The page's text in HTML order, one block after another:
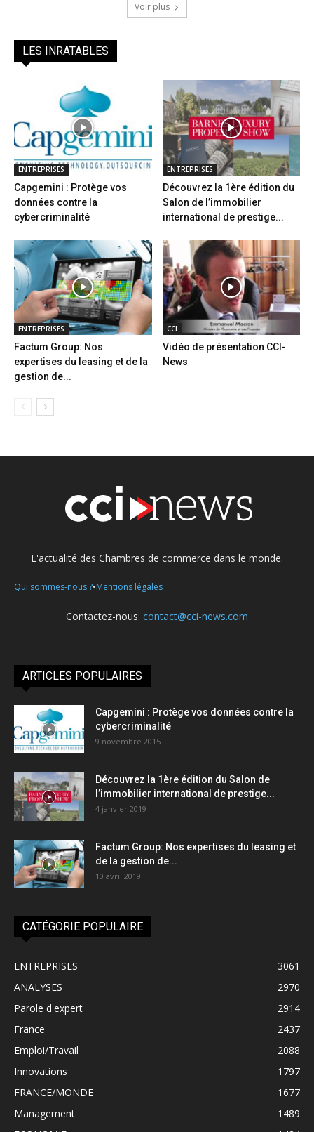
Voir plus
LES INRATABLES
ENTREPRISES
Capgemini : Protège vos
données contre la
cybercriminalité
ENTREPRISES
Découvrez la 1ère édition du
Salon de l’immobilier
international de prestige...
ENTREPRISES
Factum Group: Nos
expertises du leasing et de la
gestion de...
CCI
Vidéo de présentation CCI-
News
L'actualité des Chambres de commerce dans le monde.
Qui sommes-nous ?•Mentions légales
Contactez-nous: contact@cci-news.com
ARTICLES POPULAIRES
Capgemini : Protège vos données contre la
cybercriminalité
9 novembre 2015
Découvrez la 1ère édition du Salon de
l’immobilier international de prestige...
4 janvier 2019
Factum Group: Nos expertises du leasing et
de la gestion de...
10 avril 2019
CATÉGORIE POPULAIRE
ENTREPRISES
3061
ANALYSES
2970
Parole d'expert
2914
France
2437
Emploi/Travail
2088
Innovations
1797
FRANCE/MONDE
1677
Management
1489